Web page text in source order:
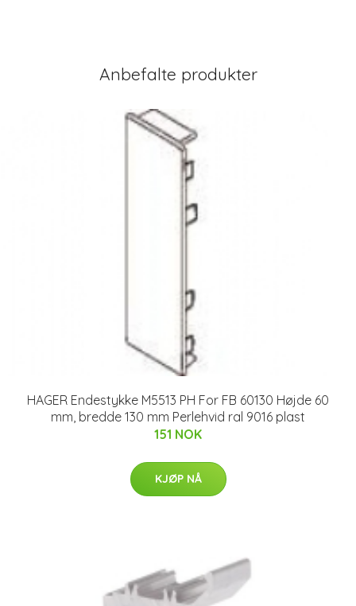
Anbefalte produkter
HAGER Endestykke M5513 PH For FB 60130 Højde 60
mm, bredde 130 mm Perlehvid ral 9016 plast
151 NOK
KJØP NÅ